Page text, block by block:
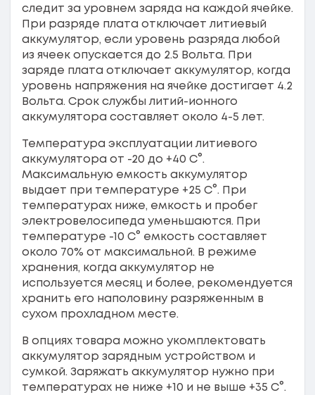
следит за уровнем заряда на каждой ячейке.
При разряде плата отключает литиевый
аккумулятор, если уровень разряда любой
из ячеек опускается до 2.5 Вольта. При
заряде плата отключает аккумулятор, когда
уровень напряжения на ячейке достигает 4.2
Вольта. Срок службы литий-ионного
аккумулятора составляет около 4-5 лет.
Температура эксплуатации литиевого
аккумулятора от -20 до +40 С°.
Максимальную емкость аккумулятор
выдает при температуре +25 С°. При
температурах ниже, емкость и пробег
электровелосипеда уменьшаются. При
температуре -10 С° емкость составляет
около 70% от максимальной. В режиме
хранения, когда аккумулятор не
используется месяц и более, рекомендуется
хранить его наполовину разряженным в
сухом прохладном месте.
В опциях товара можно укомплектовать
аккумулятор зарядным устройством и
сумкой. Заряжать аккумулятор нужно при
температурах не ниже +10 и не выше +35 С°.